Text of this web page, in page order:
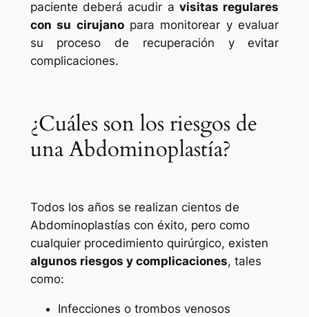
paciente deberá acudir a visitas regulares
con su cirujanopara monitorear y evaluar
su proceso de recuperación y evitar
complicaciones.
¿Cuáles son los riesgos de
una Abdominoplastía?
Todos los años se realizan cientos de
Abdominoplastías con éxito, pero como
cualquier procedimiento quirúrgico, existen
algunos riesgos y complicaciones, tales
como:
Infecciones o trombos venosos